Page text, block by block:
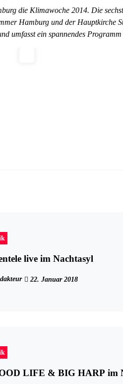
die Klimawoche 2014. Die
Hamburg und der Hauptkirche
umfasst ein spannendes
live im Nachtasyl
22. Januar 2018
LIFE & BIG HARP im